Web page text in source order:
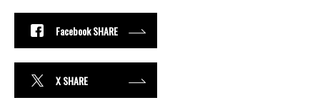
Facebook SHARE
X SHARE